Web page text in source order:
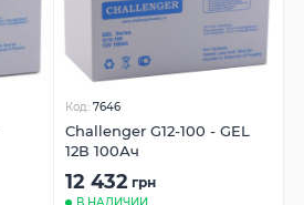
Код: 7646
Challenger G12-100 - GEL
12В 100Ач
12 432 грн